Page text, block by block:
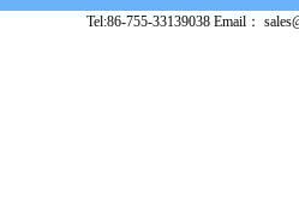
Tel:86-755-33139038 Email：